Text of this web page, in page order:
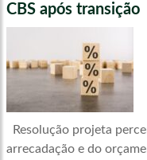
CBS após transição
Resolução projeta
arrecadação e do